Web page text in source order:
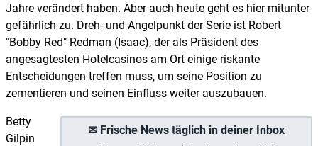
Jahre verändert haben. Aber auch heute geht es hier mitunter
gefährlich zu. Dreh- und Angelpunkt der Serie ist Robert
"Bobby Red" Redman (Isaac), der als Präsident des
angesagtesten Hotelcasinos am Ort einige riskante
Entscheidungen treffen muss, um seine Position zu
zementieren und seinen Einfluss weiter auszubauen.
✉ Frische News täglich in deiner Inbox
Betty
Gilpin